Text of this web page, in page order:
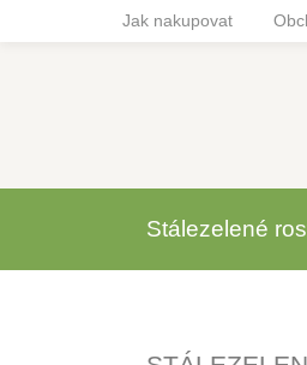
Jak nakupovat
Stálezelené
Přeskočit